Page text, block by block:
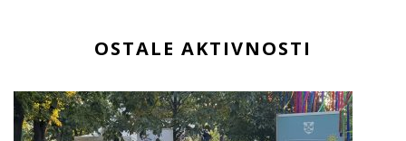
OSTALE AKTIVNOSTI